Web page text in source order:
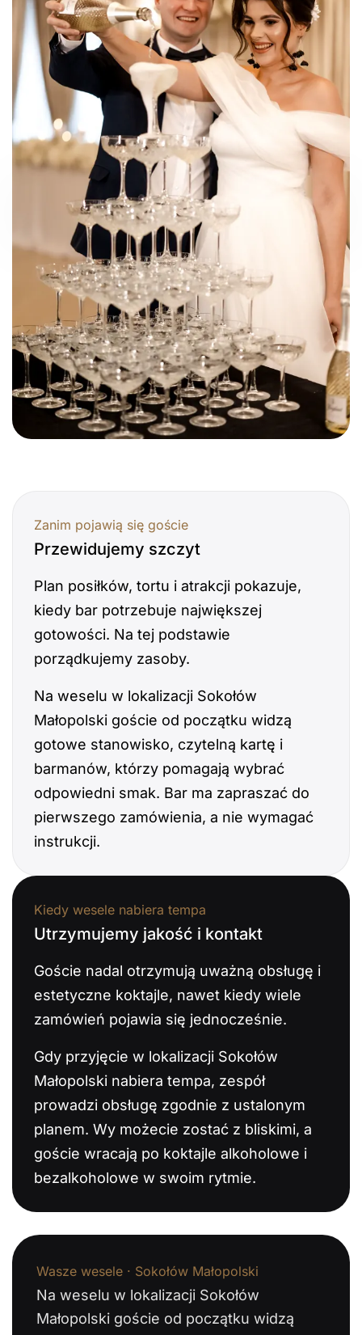
Zanim pojawią się goście
Przewidujemy szczyt
Plan posiłków, tortu i atrakcji pokazuje,
kiedy bar potrzebuje największej
gotowości. Na tej podstawie
porządkujemy zasoby.
Na weselu w lokalizacji Sokołów
Małopolski goście od początku widzą
gotowe stanowisko, czytelną kartę i
barmanów, którzy pomagają wybrać
odpowiedni smak. Bar ma zapraszać do
pierwszego zamówienia, a nie wymagać
instrukcji.
Kiedy wesele nabiera tempa
Utrzymujemy jakość i kontakt
Goście nadal otrzymują uważną obsługę i
estetyczne koktajle, nawet kiedy wiele
zamówień pojawia się jednocześnie.
Gdy przyjęcie w lokalizacji Sokołów
Małopolski nabiera tempa, zespół
prowadzi obsługę zgodnie z ustalonym
planem. Wy możecie zostać z bliskimi, a
goście wracają po koktajle alkoholowe i
bezalkoholowe w swoim rytmie.
Wasze wesele · Sokołów Małopolski
Na weselu w lokalizacji Sokołów
Małopolski goście od początku widzą